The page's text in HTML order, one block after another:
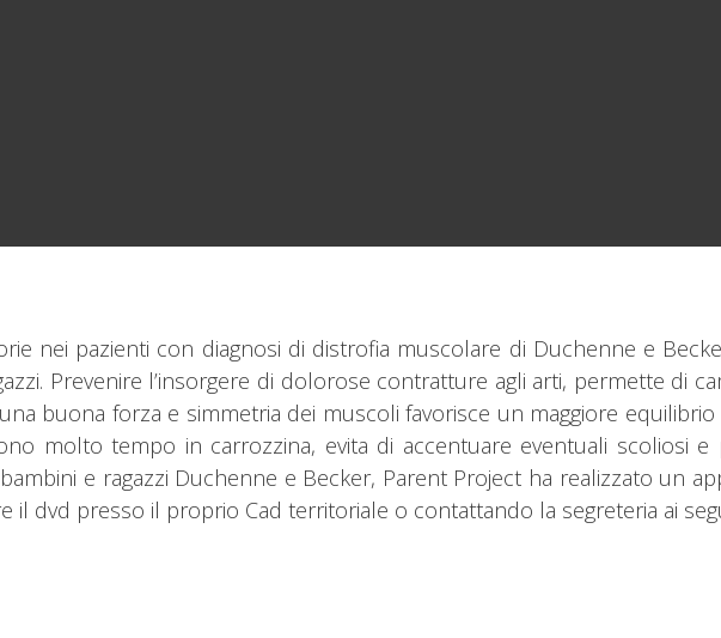
nei pazienti con diagnosi di distrofia muscolare di Duchenne e
Prevenire l’insorgere di dolorose contratture agli arti, permette di
buona forza e simmetria dei muscoli favorisce un maggiore
molto tempo in carrozzina, evita di accentuare eventuali scoliosi e
e ragazzi Duchenne e Becker, Parent Project ha realizzato un
il dvd presso il proprio Cad territoriale o contattando la segreteria ai